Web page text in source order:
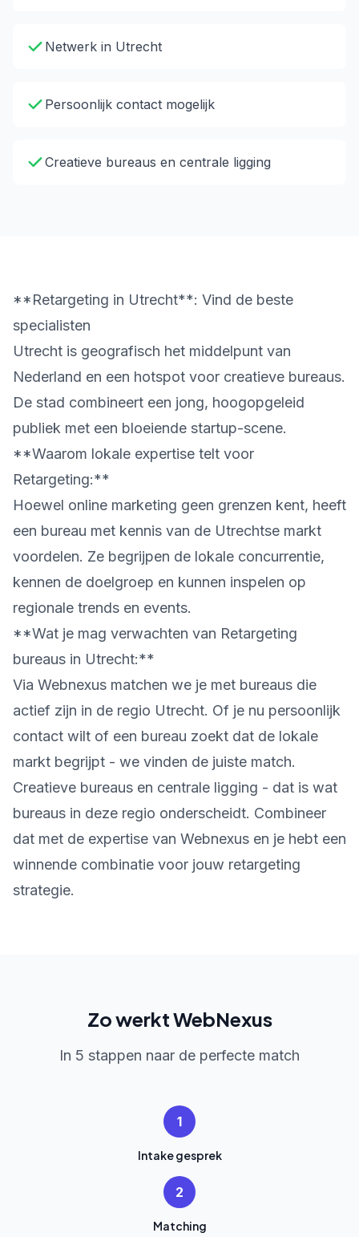
Netwerk in Utrecht
Persoonlijk contact mogelijk
Creatieve bureaus en centrale ligging
**Retargeting in Utrecht**: Vind de beste
specialisten
Utrecht is geografisch het middelpunt van
Nederland en een hotspot voor creatieve bureaus.
De stad combineert een jong, hoogopgeleid
publiek met een bloeiende startup-scene.
**Waarom lokale expertise telt voor
Retargeting:**
Hoewel online marketing geen grenzen kent, heeft
een bureau met kennis van de Utrechtse markt
voordelen. Ze begrijpen de lokale concurrentie,
kennen de doelgroep en kunnen inspelen op
regionale trends en events.
**Wat je mag verwachten van Retargeting
bureaus in Utrecht:**
Via Webnexus matchen we je met bureaus die
actief zijn in de regio Utrecht. Of je nu persoonlijk
contact wilt of een bureau zoekt dat de lokale
markt begrijpt - we vinden de juiste match.
Creatieve bureaus en centrale ligging - dat is wat
bureaus in deze regio onderscheidt. Combineer
dat met de expertise van Webnexus en je hebt een
winnende combinatie voor jouw retargeting
strategie.
Zo werkt WebNexus
In 5 stappen naar de perfecte match
1
Intake gesprek
2
Matching